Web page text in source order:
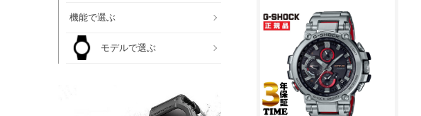
機能で選ぶ
モデルで選ぶ